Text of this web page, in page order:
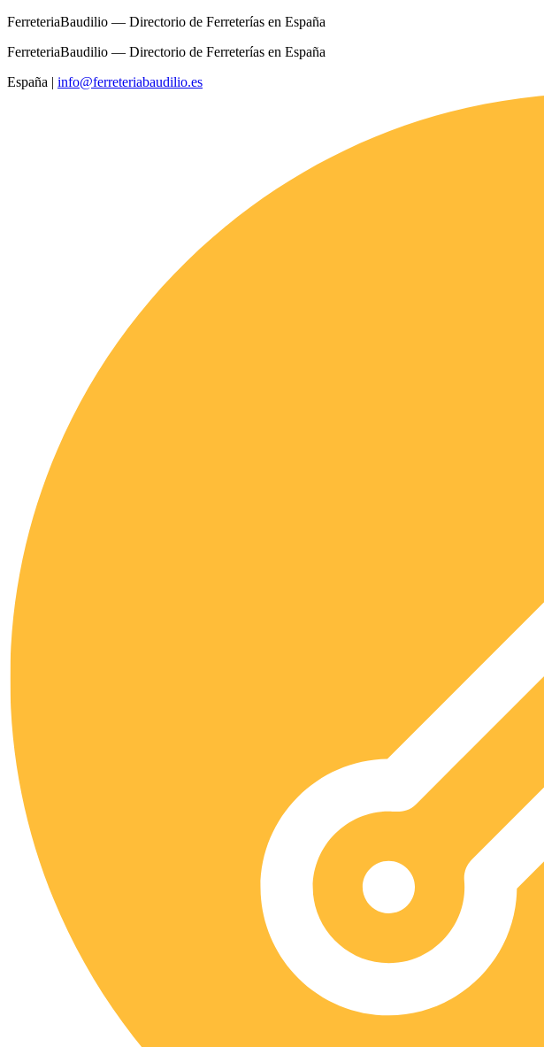
FerreteriaBaudilio — Directorio de Ferreterías en España
FerreteriaBaudilio — Directorio de Ferreterías en España
España | info@ferreteriabaudilio.es